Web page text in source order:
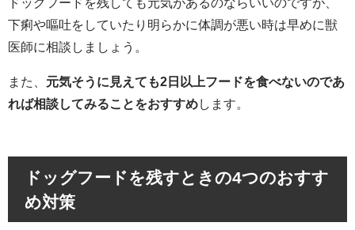
ドッグフードを残しても元気があるのならいいのですが、
下痢や嘔吐をしていたり明らかに体調が悪い時は早めに獣
医師に相談しましょう。
また、 元気そうに見えても2日以上フードを食べないのであ
れば相談してみることをおすすめします。
ドッグフードを残すときの4つのおすす
め対策